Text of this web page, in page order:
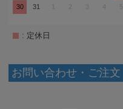
30
31 3 4 5
: 定休日
お問い合わせ・ご注文